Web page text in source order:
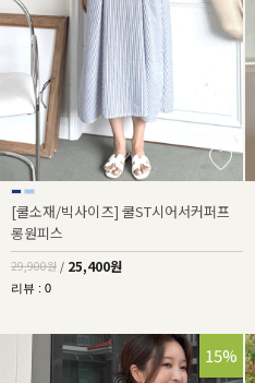
[쿨소재/빅사이즈] 쿨ST시어서커퍼프
롱원피스
29,900원 / 25,400원
리뷰 : 0
15%